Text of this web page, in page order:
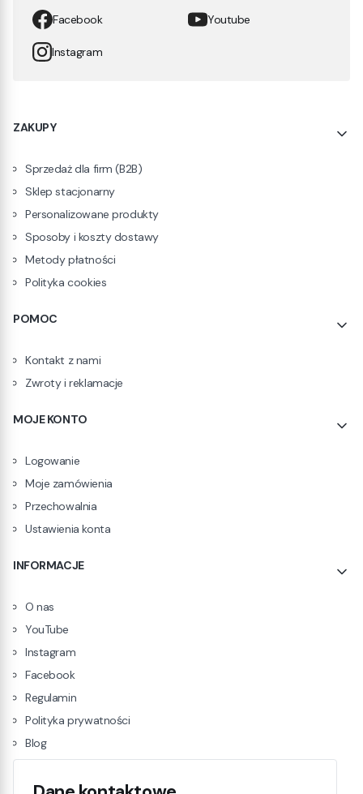
Facebook Youtube
Instagram
Linki w stopce
ZAKUPY
Sprzedaż dla firm (B2B)
Sklep stacjonarny
Personalizowane produkty
Sposoby i koszty dostawy
Metody płatności
Polityka cookies
POMOC
Kontakt z nami
Zwroty i reklamacje
MOJE KONTO
Logowanie
Moje zamówienia
Przechowalnia
Ustawienia konta
INFORMACJE
O nas
YouTube
Instagram
Facebook
Regulamin
Polityka prywatności
Blog